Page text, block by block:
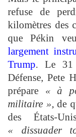
refuse de
kilomètres des
que Pékin
largement
Trump. Le 31
Défense, Pete
prépare « à
militaire », de
des États-
« dissuader